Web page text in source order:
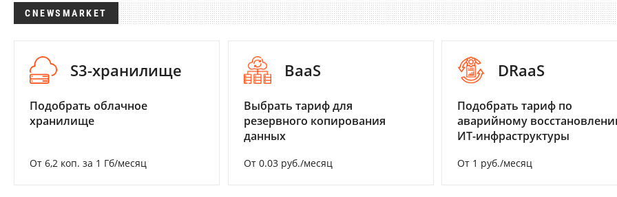
CNEWSMARKET
S3-хранилище
Подобрать облачное
хранилище
От 6,2 коп. за 1 Гб/месяц
BaaS
Выбрать тариф для
резервного копирования
данных
От 0.03 руб./месяц
DRaaS
Подобрать тариф по
аварийному
ИТ-инфраструктуры
От 1 руб./месяц